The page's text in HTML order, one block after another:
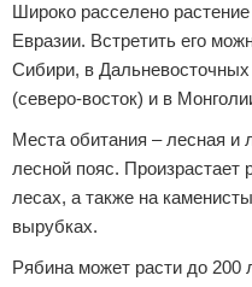
Широко расселено
Евразии. Встретить его
Сибири, в Дальневосточных
(северо-восток) и в
Места обитания – лесная и
лесной пояс. Произрастает
лесах, а также на
вырубках.
Рябина может расти до 200